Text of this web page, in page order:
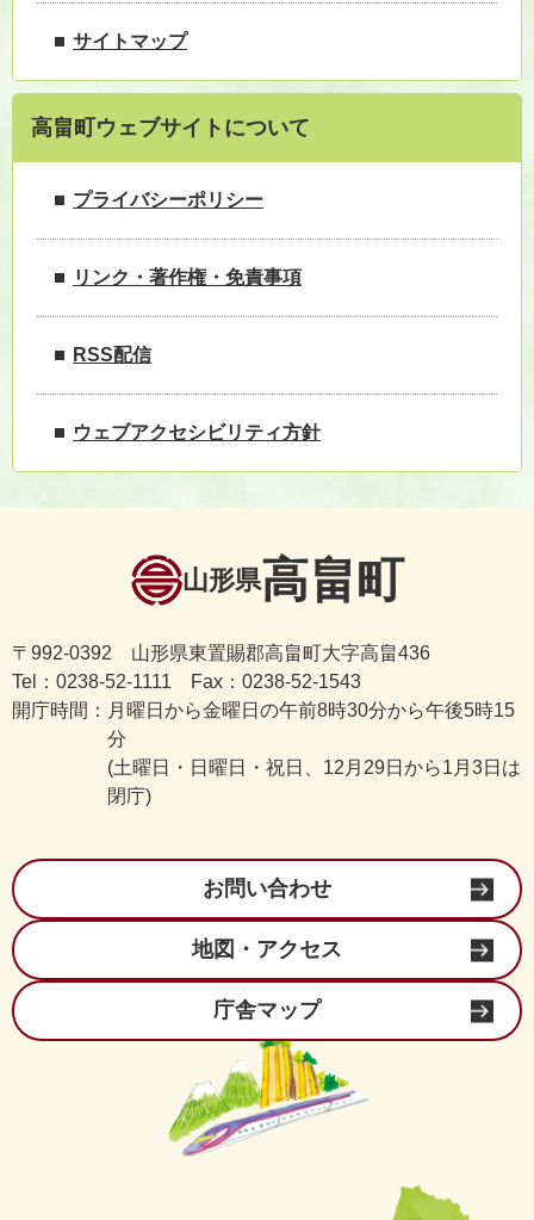
サイトマップ
高畠町ウェブサイトについて
プライバシーポリシー
リンク・著作権・免責事項
RSS配信
ウェブアクセシビリティ方針
山形県高畠町
〒992-0392 山形県東置賜郡高畠町大字高畠436
Tel：0238-52-1111 Fax：0238-52-1543
開庁時間： 月曜日から金曜日の午前8時30分から午後5時15
分
(土曜日・日曜日・祝日、12月29日から1月3日は
閉庁)
お問い合わせ
地図・アクセス
庁舎マップ